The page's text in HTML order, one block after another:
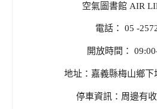
空氣圖書館 AIR
電話： 05 -
開放時間：
地址：嘉義縣梅山鄉下
停車資訊：周邊有